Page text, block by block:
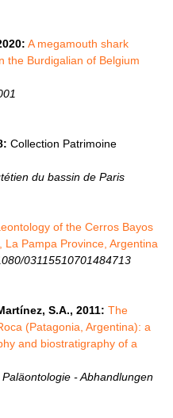
A megamouth shark
the Burdigalian of Belgium
Collection Patrimoine
du bassin de Paris
of the Cerros Bayos
Pampa Province, Argentina
03115510701484713
S.A., 2011: The
(Patagonia, Argentina): a
and biostratigraphy of a
- Abhandlungen